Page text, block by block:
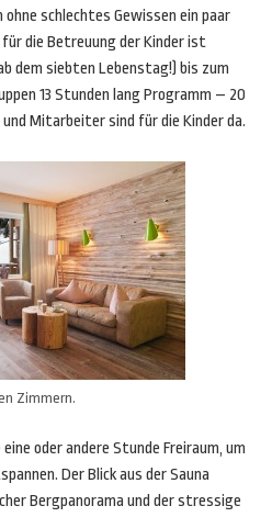
schlechtes Gewissen ein paar
die Betreuung der Kinder ist
dem siebten Lebenstag!) bis zum
13 Stunden lang Programm – 20
Mitarbeiter sind für die Kinder da.
Zimmern.
oder andere Stunde Freiraum, um
Der Blick aus der Sauna
Bergpanorama und der stressige